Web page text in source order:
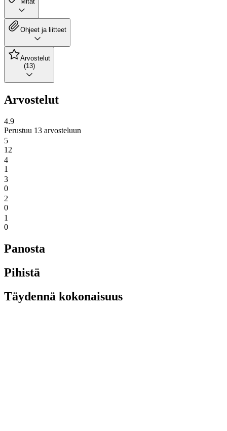
Ohjeet ja liitteet
Arvostelut
(13)
Arvostelut
4.9
Perustuu 13 arvosteluun
5
12
4
1
3
0
2
0
1
0
Panosta
Pihistä
Täydennä kokonaisuus